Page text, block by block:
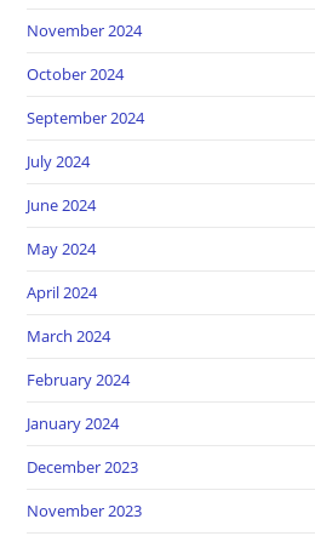
November 2024
October 2024
September 2024
July 2024
June 2024
May 2024
April 2024
March 2024
February 2024
January 2024
December 2023
November 2023